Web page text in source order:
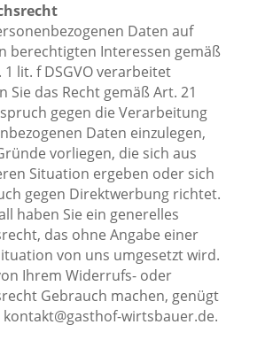
Daten auf
berechtigten Interessen gemäß
1 lit. f DSGVO verarbeitet
Sie das Recht gemäß Art. 21
gegen die Verarbeitung
Daten einzulegen,
vorliegen, die sich aus
Situation ergeben oder sich
gegen Direktwerbung richtet.
haben Sie ein generelles
das ohne Angabe einer
von uns umgesetzt wird.
Ihrem Widerrufs- oder
Gebrauch machen, genügt
kontakt@gasthof-wirtsbauer.de.